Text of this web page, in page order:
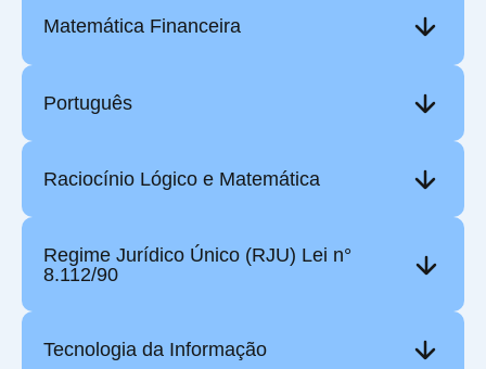
Matemática Financeira
Português
Raciocínio Lógico e Matemática
Regime Jurídico Único (RJU) Lei n°
8.112/90
Tecnologia da Informação